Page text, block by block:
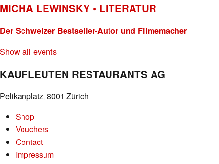
MICHA LEWINSKY • LITERATUR
Der Schweizer Bestseller-Autor und Filmemacher
Show all events
KAUFLEUTEN RESTAURANTS AG
Pelikanplatz, 8001 Zürich
Shop
Vouchers
Contact
Impressum